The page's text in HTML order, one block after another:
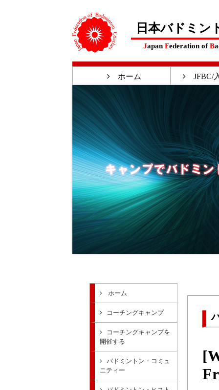
日本バドミン
Japan Federation ofB
ホーム JFBC/
ホーム
コーチングキャンプ
コーチングキャンプを
開催する
バドミントン・コミュ
ニティー